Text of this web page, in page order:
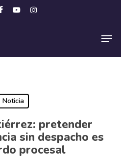
facebookyoutubeinstagram
Noticia
pretender
sin despacho es
procesal